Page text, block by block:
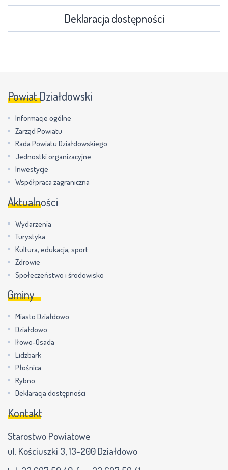
Deklaracja dostępności
Powiat Działdowski
Informacje ogólne
Zarząd Powiatu
Rada Powiatu Działdowskiego
Jednostki organizacyjne
Inwestycje
Współpraca zagraniczna
Aktualności
Wydarzenia
Turystyka
Kultura, edukacja, sport
Zdrowie
Społeczeństwo i środowisko
Gminy
Miasto Działdowo
Działdowo
Iłowo-Osada
Lidzbark
Płośnica
Rybno
Deklaracja dostępności
Kontakt
Starostwo Powiatowe
ul. Kościuszki 3, 13-200 Działdowo